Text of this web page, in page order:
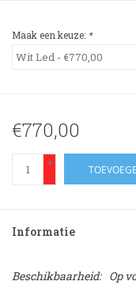
Maak een keuze: *
€770,00
+
-
Informatie
Beschikbaarheid: Op